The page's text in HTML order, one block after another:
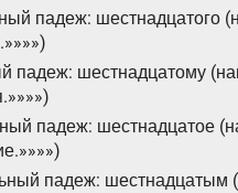
падеж: шестнадцатого
падеж: шестнадцатому
падеж: шестнадцатое
падеж: